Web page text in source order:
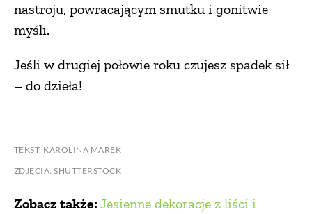
nastroju, powracającym smutku i gonitwie
myśli.
Jeśli w drugiej połowie roku czujesz spadek sił
– do dzieła!
TEKST: KAROLINA MAREK
ZDJĘCIA: SHUTTERSTOCK
Zobacz także: Jesienne dekoracje z liści i